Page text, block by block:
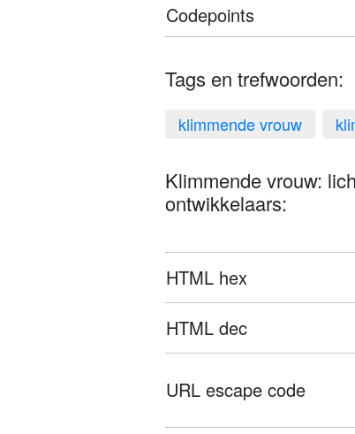
Codepoints
Tags en trefwoorden:
klimmende vrouw
Klimmende vrouw:
ontwikkelaars:
HTML hex
HTML dec
URL escape code